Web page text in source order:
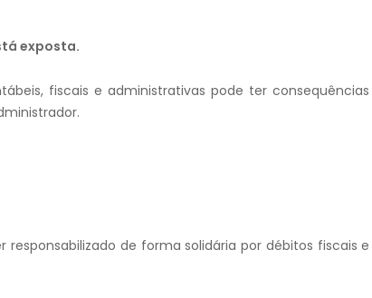
exposta.
fiscais e administrativas pode ter consequências
de forma solidária por débitos fiscais e